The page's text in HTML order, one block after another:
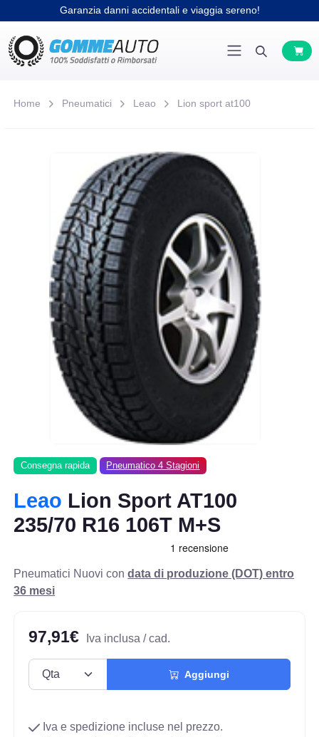
Garanzia danni accidentali e viaggia sereno!
Home Pneumatici Leao Lion sport at100
Consegna rapida Pneumatico 4 Stagioni
Leao Lion Sport AT100
235/70 R16 106T M+S
Pneumatici Nuovi condata di produzione (DOT) entro
36 mesi
97,91€ Iva inclusa / cad.
Aggiungi
Iva e spedizione incluse nel prezzo.